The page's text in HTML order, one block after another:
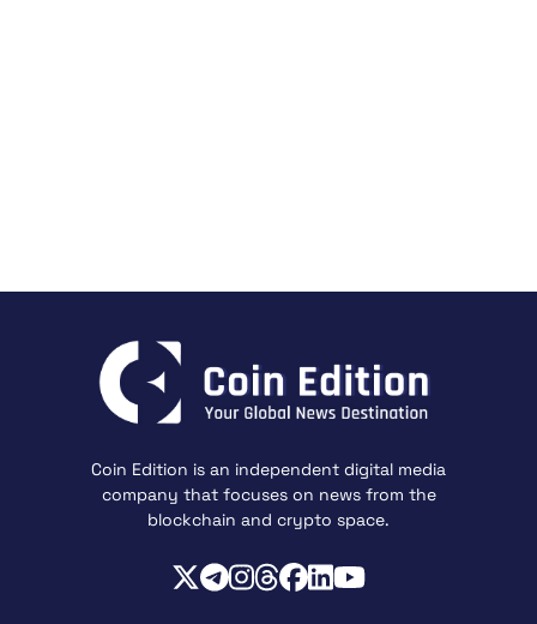
Coin Edition is an independent digital media
company that focuses on news from the
blockchain and crypto space.